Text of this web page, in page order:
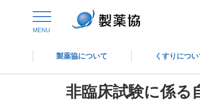
MENU
製薬協について くすりについ
トップ 委員会からの情報発信
非臨床試験に係る